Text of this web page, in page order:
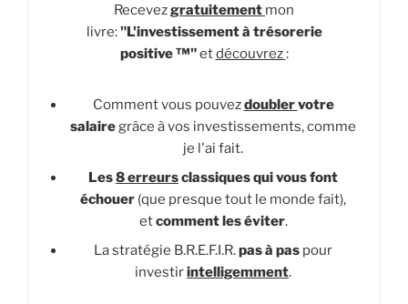
Recevezgratuitement mon
livre:"L'investissement à trésorerie
positive™"etdécouvrez:
Comment vous pouvezdoublervotre
salairegrâce à vos investissements, comme
je l'ai fait.
Les8 erreursclassiques qui vous font
échouer (que presque tout le monde fait),
etcomment les éviter.
La stratégie B.R.E.F.I.R.pas à pas pour
investirintelligemment.